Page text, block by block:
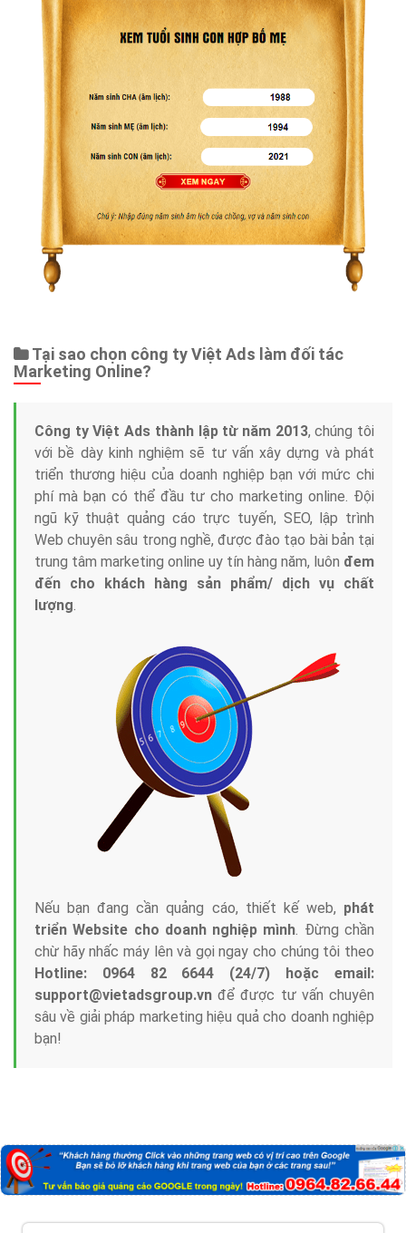
Tại sao chọn công ty Việt Ads làm đối tác
Marketing Online?
Công ty Việt Ads thành lập từ năm 2013, chúng tôi
với bề dày kinh nghiệm sẽ tư vấn xây dựng và phát
triển thương hiệu của doanh nghiệp bạn với mức chi
phí mà bạn có thể đầu tư cho marketing online. Đội
ngũ kỹ thuật quảng cáo trực tuyến, SEO, lập trình
Web chuyên sâu trong nghề, được đào tạo bài bản tại
trung tâm marketing online uy tín hàng năm, luôn đem
đến cho khách hàng sản phẩm/ dịch vụ chất
lượng.
Nếu bạn đang cần quảng cáo, thiết kế web, phát
triển Website cho doanh nghiệp mình. Đừng chần
chừ hãy nhấc máy lên và gọi ngay cho chúng tôi theo
Hotline: 0964 82 6644 (24/7) hoặc email:
support@vietadsgroup.vn để được tư vấn chuyên
sâu về giải pháp marketing hiệu quả cho doanh nghiệp
bạn!